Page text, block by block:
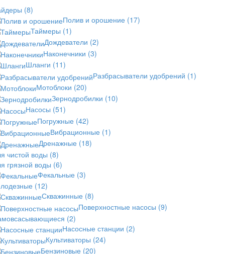
(8)
Полив и орошение (17)
Таймеры (1)
Дождеватели (2)
Наконечники (3)
Шланги (11)
Разбрасыватели удобрений (1)
Мотоблоки (20)
Зернодробилки (10)
Насосы (51)
Погружные (42)
Вибрационные (1)
Дренажные (18)
чистой воды (8)
грязной воды (6)
Фекальные (3)
(12)
Скважинные (8)
Поверхностные насосы (9)
(2)
Насосные станции (2)
Культиваторы (24)
Бензиновые (20)